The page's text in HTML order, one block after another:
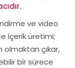
ve video
içerik üretimi;
olmaktan çıkar,
bir sürece